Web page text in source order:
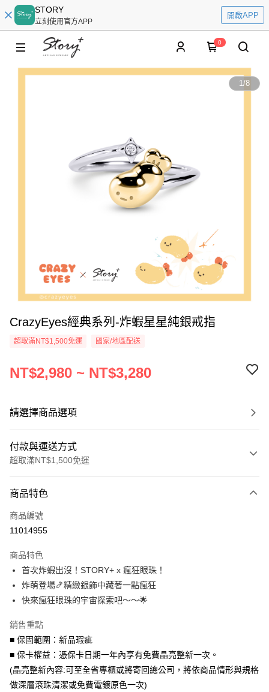
STORY
立刻使用官方APP
開啟APP
0
1/8
CrazyEyes經典系列-炸蝦星星純銀戒指
超取滿NT$1,500免運 國家/地區配送
NT$2,980 ~ NT$3,280
請選擇商品選項
付款與運送方式
超取滿NT$1,500免運
信用卡一次付款
信用卡分期付款
合作金庫商業銀行
華南商業銀行
彰化商業銀行
上海商業儲蓄銀行
台北富邦商業銀行
國泰世華商業銀行
兆豐國際商業銀行
匯豐（台灣）商業銀行
聯邦商業銀行
元大商業銀行
永豐商業銀行
台新國際商業銀行
中國信託商業銀行
台灣樂天信用卡公司
6 期 0 利率 每期
華南商業銀行
彰化商業銀行
上海商業儲蓄銀行
台北富邦商業銀行
臺灣中小企業銀行
匯豐（台灣）商業銀行
聯邦商業銀行
遠東國際商業銀行
元大商業銀行
永豐商業銀行
玉山商業銀行
超商取貨付款
LINE Pay
Apple Pay
街口支付
悠遊付
商品特色
商品編號
11014955
商品特色
首次炸蝦出沒！STORY+ x 瘋狂眼珠！
炸萌登場🍤精緻銀飾中藏著一點瘋狂
快來瘋狂眼珠的宇宙探索吧～～🌟
銷售重點
■ 保固範圍：新品瑕疵
■ 保卡權益：憑保卡日期一年內享有免費晶亮整新一次。
(晶亮整新內容:可至全省專櫃或將寄回總公司，將依商品情形與規格
做深層滾珠清潔或免費電鍍原色一次)